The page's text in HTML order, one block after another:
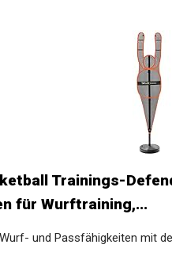
Trainings-
für Wurftraining,...
und Passfähigkeiten mit